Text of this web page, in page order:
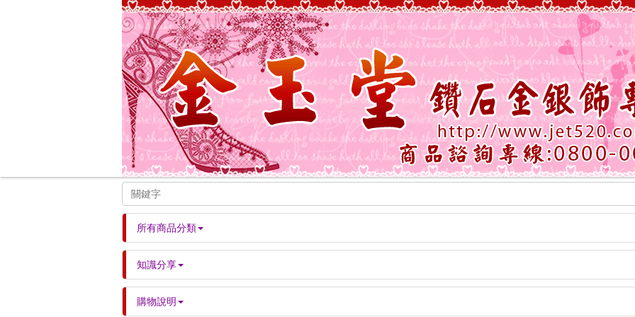
所有商品分類
知識分享
購物說明